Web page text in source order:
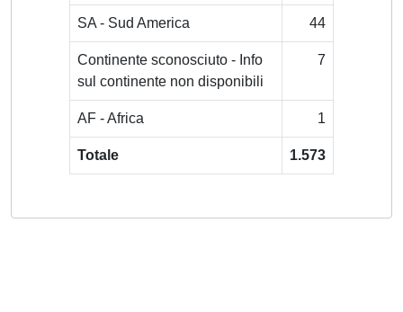
SA - Sud America 44
Continente sconosciuto - Info
sul continente non disponibili
7
AF - Africa 1
Totale 1.573